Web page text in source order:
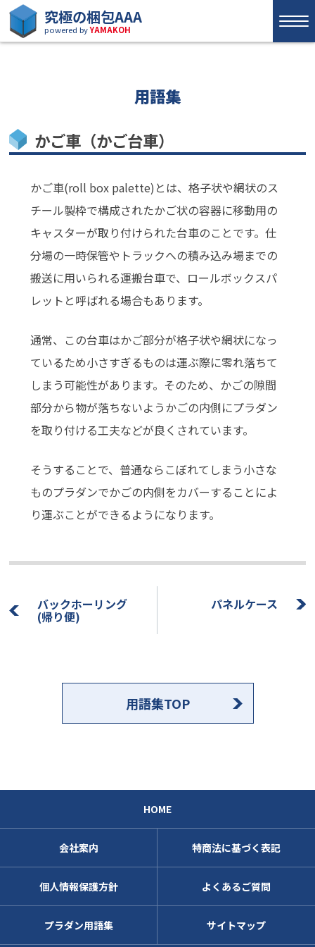
究極の梱包AAA
powered byYAMAKOH
用語集
かご車（かご台車）
かご車(roll box palette)とは、格子状や網状のス
チール製枠で構成されたかご状の容器に移動用の
キャスターが取り付けられた台車のことです。仕
分場の一時保管やトラックへの積み込み場までの
搬送に用いられる運搬台車で、ロールボックスパ
レットと呼ばれる場合もあります。
通常、この台車はかご部分が格子状や網状になっ
ているため小さすぎるものは運ぶ際に零れ落ちて
しまう可能性があります。そのため、かごの隙間
部分から物が落ちないようかごの内側にプラダン
を取り付ける工夫などが良くされています。
そうすることで、普通ならこぼれてしまう小さな
ものプラダンでかごの内側をカバーすることによ
り運ぶことができるようになります。
バックホーリング
(帰り便)
パネルケース
用語集TOP
HOME
会社案内 特商法に基づく表記
個人情報保護方針 よくあるご質問
プラダン用語集 サイトマップ